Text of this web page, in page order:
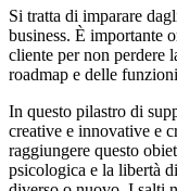
Si tratta di imparare
business. È importante
cliente per non perdere
roadmap e delle
In questo pilastro di
creative e innovative e
raggiungere questo
psicologica e la libertà